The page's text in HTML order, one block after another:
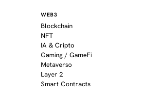
WEB3
Blockchain
NFT
IA & Cripto
Gaming / GameFi
Metaverso
Layer 2
Smart Contracts